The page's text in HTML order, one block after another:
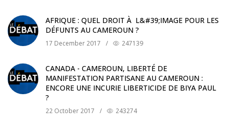
AFRIQUE : QUEL DROIT À L&#39;IMAGE POUR LES
DÉFUNTS AU CAMEROUN ?
17 December 2017 / 247139
CANADA - CAMEROUN, LIBERTÉ DE
MANIFESTATION PARTISANE AU CAMEROUN :
ENCORE UNE INCURIE LIBERTICIDE DE BIYA PAUL
?
22 October 2017 / 243274